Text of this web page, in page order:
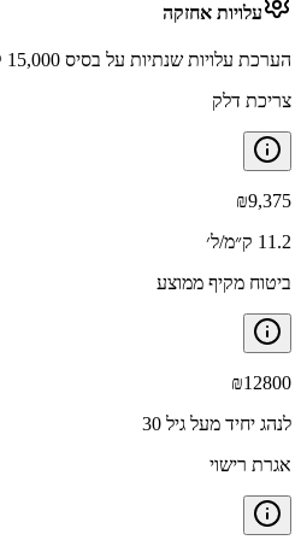
עלויות אחזקה
הערכת עלויות שנתיות על בסיס 15,000 ק״מ בשנה
צריכת דלק
₪9,375
11.2 ק״מ/ל׳
ביטוח מקיף ממוצע
₪12800
לנהג יחיד מעל גיל 30
אגרת רישוי